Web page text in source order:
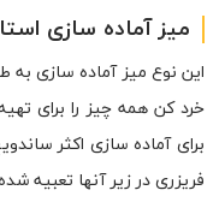
میز آماده سازی
خرد کن همه چیز را برای
برای آماده سازی اکثر
فریزری در زیر آنها تعبیه